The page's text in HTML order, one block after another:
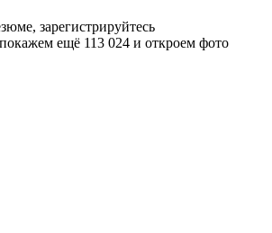
зарегистрируйтесь
ещё 113 024 и откроем фото